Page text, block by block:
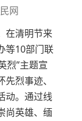
网
在清明节来
等10部门联
烈”主题宣
烈事迹、
动。通过线
尚英雄、缅